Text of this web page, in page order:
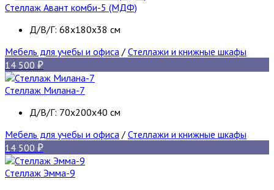
Стеллаж Авант комби-5 (МДФ)
Д/В/Г: 68x180x38 см
Мебель для учебы и офиса / Стеллажи и книжные шкафы
14 500
Стеллаж Милана-7
Д/В/Г: 70х200х40 см
Мебель для учебы и офиса / Стеллажи и книжные шкафы
14 500
Стеллаж Эмма-9